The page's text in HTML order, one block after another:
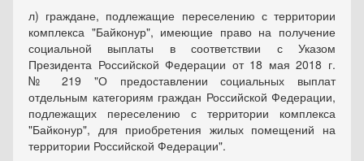
л) граждане, подлежащие переселению с территории
комплекса "Байконур", имеющие право на получение
социальной выплаты в соответствии с Указом
Президента Российской Федерации от 18 мая 2018 г.
№ 219 "О предоставлении социальных выплат
отдельным категориям граждан Российской Федерации,
подлежащих переселению с территории комплекса
"Байконур", для приобретения жилых помещений на
территории Российской Федерации".